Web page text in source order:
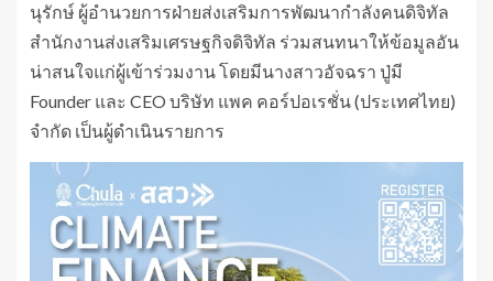
นุรักษ์ ผู้อำนวยการฝ่ายส่งเสริมการพัฒนากำลังคนดิจิทัล
สำนักงานส่งเสริมเศรษฐกิจดิจิทัล ร่วมสนทนาให้ข้อมูลอัน
น่าสนใจแก่ผู้เข้าร่วมงาน โดยมีนางสาวอัจฉรา ปู่มี
Founder และ CEO บริษัท แพค คอร์ปอเรชั่น (ประเทศไทย)
จำกัด เป็นผู้ดำเนินรายการ